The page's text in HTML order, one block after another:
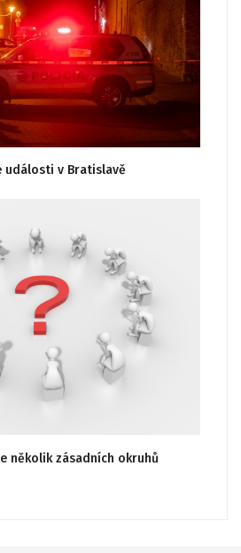
události v Bratislavě
několik zásadních okruhů